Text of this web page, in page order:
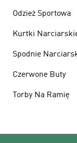
Odzież Sportowa
Kurtki
Spodnie
Czerwone Buty
Torby Na Ramię